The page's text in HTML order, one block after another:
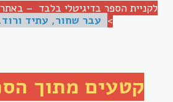
לקניית הספר בדיגיטלי בלבד –
> עבר שחור, עתיד
קטעים מתוך